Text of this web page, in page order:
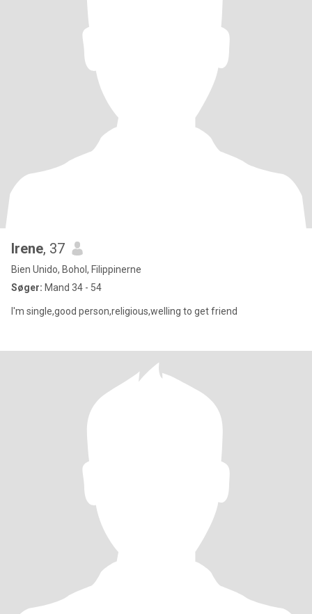
Irene, 37
Bien Unido, Bohol, Filippinerne
Søger: Mand 34 - 54
I'm single,good person,religious,welling to get friend